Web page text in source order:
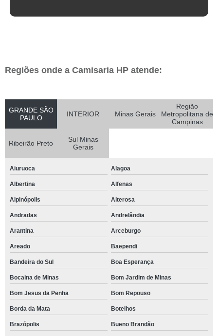
Regiões onde a Camisaria HP atende:
GRANDE SÃO
PAULO
INTERIOR Minas Gerais
Região
Metropolitana de
Campinas
Ribeirão Preto
Sul Minas
Gerais
Aiuruoca Alagoa
Albertina Alfenas
Alpinópolis Alterosa
Andradas Andrelândia
Arantina Arceburgo
Areado Baependi
Bandeira do Sul Boa Esperança
Bocaina de Minas Bom Jardim de Minas
Bom Jesus da Penha Bom Repouso
Borda da Mata Botelhos
Brazópolis Bueno Brandão